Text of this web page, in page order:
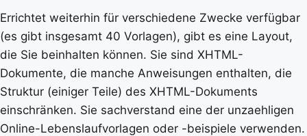
Errichtet weiterhin für verschiedene Zwecke verfügbar
(es gibt insgesamt 40 Vorlagen), gibt es eine Layout,
die Sie beinhalten können. Sie sind XHTML-
Dokumente, die manche Anweisungen enthalten, die
Struktur (einiger Teile) des XHTML-Dokuments
einschränken. Sie sachverstand eine der unzaehligen
Online-Lebenslaufvorlagen oder -beispiele verwenden.